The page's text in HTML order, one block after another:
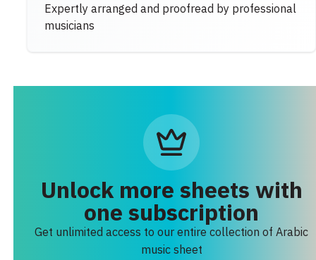
Expertly arranged and proofread by professional
musicians
Unlock more sheets with
one subscription
Get unlimited access to our entire collection of Arabic
music sheet